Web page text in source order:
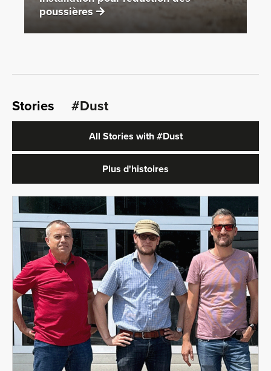
poussières
Stories #Dust
All Stories with #Dust
Plus d'histoires